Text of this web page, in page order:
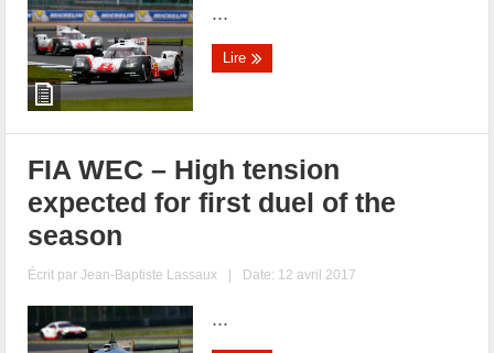
...
Lire
FIA WEC – High tension
expected for first duel of the
season
Écrit parJean-Baptiste Lassaux | Date: 12 avril 2017
...